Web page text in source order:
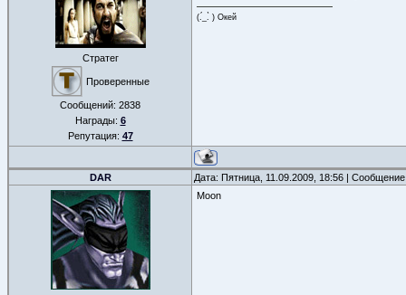
Стратег
Проверенные
Сообщений: 2838
Награды: 6
Репутация: 47
(.́_.̀ ) Окей
DAR Дата: Пятница, 11.09.2009, 18:56 |
Moon